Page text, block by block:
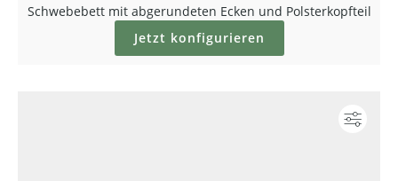
Schwebebett mit abgerundeten Ecken und Polsterkopfteil
Jetzt konfigurieren